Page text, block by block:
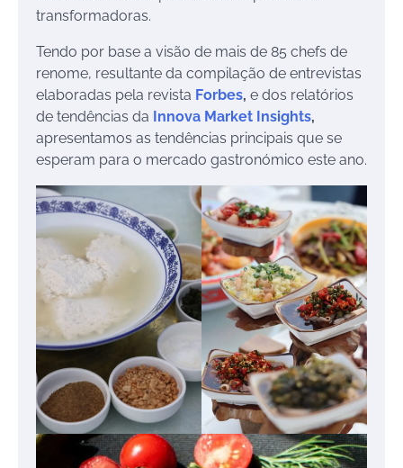
transformadoras.
Tendo por base a visão de mais de 85 chefs de
renome, resultante da compilação de entrevistas
elaboradas pela revista Forbes, e dos relatórios
de tendências da Innova Market Insights,
apresentamos as tendências principais que se
esperam para o mercado gastronómico este ano.